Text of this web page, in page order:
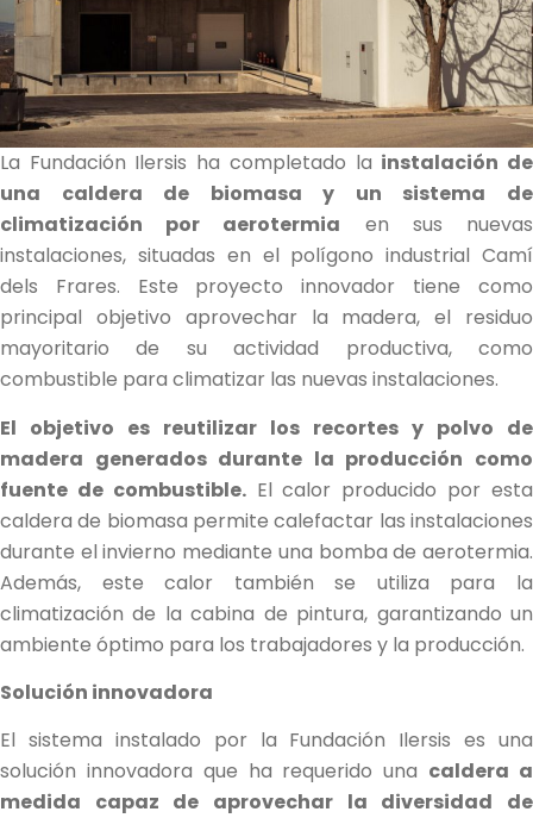
La Fundación Ilersis ha completado la instalación de
una caldera de biomasa y un sistema de
climatización por aerotermia en sus nuevas
instalaciones, situadas en el polígono industrial Camí
dels Frares. Este proyecto innovador tiene como
principal objetivo aprovechar la madera, el residuo
mayoritario de su actividad productiva, como
combustible para climatizar las nuevas instalaciones.
El objetivo es reutilizar los recortes y polvo de
madera generados durante la producción como
fuente de combustible.El calor producido por esta
caldera de biomasa permite calefactar las instalaciones
durante el invierno mediante una bomba de aerotermia.
Además, este calor también se utiliza para la
climatización de la cabina de pintura, garantizando un
ambiente óptimo para los trabajadores y la producción.
Solución innovadora
El sistema instalado por la Fundación Ilersis es una
solución innovadora que ha requerido una caldera a
medida capaz de aprovechar la diversidad de